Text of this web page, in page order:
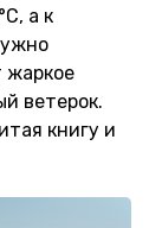
а к
жаркое
ветерок.
книгу и